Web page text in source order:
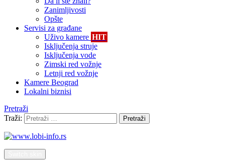
Zanimljivosti
Opšte
Servisi za građane
Uživo kamere HIT
Isključenja struje
Isključenja vode
Zimski red vožnje
Letnji red vožnje
Kamere Beograd
Lokalni biznisi
Pretraži
Traži:
Pretraži